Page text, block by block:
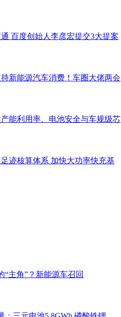
百度创始人李彦宏提交3大提案
新能源汽车消费！车圈大佬两会
能利用率、电池安全与车规级芯
迹核算体系 加快大功率快充基
“主角”？新能源车召回